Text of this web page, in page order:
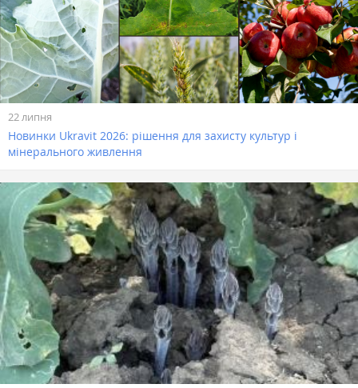
22 липня
Новинки Ukravit 2026: рішення для захисту культур і
мінерального живлення